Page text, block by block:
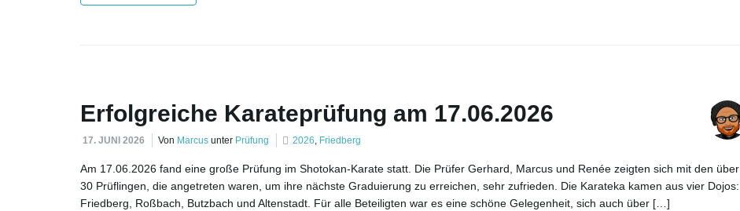
Erfolgreiche Karateprüfung am 17.06.2026
17. JUNI 2026 Von Marcus unter Prüfung 2026, Friedberg
Am 17.06.2026 fand eine große Prüfung im Shotokan-Karate statt. Die Prüfer Gerhard, Marcus und Renée zeigten sich mit den über
30 Prüflingen, die angetreten waren, um ihre nächste Graduierung zu erreichen, sehr zufrieden. Die Karateka kamen aus vier Dojos:
Friedberg, Roßbach, Butzbach und Altenstadt. Für alle Beteiligten war es eine schöne Gelegenheit, sich auch über […]